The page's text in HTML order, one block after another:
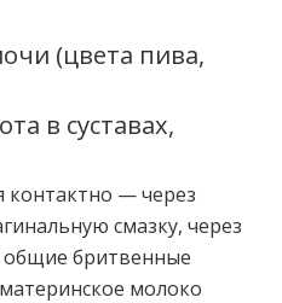
(цвета пива,
в суставах,
контактно — через
смазку, через
бритвенные
молоко